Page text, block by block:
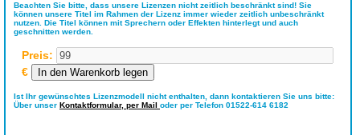
Beachten Sie bitte, dass unsere Lizenzen nicht zeitlich beschränkt sind! Sie
können unsere Titel im Rahmen der Lizenz immer wieder zeitlich unbeschränkt
nutzen. Die Titel können mit Sprechern oder Effekten hinterlegt und auch
geschnitten werden.
Preis:
€
Ist Ihr gewünschtes Lizenzmodell nicht enthalten, dann kontaktieren Sie uns bitte:
Über unser Kontaktformular, per Mail oder per Telefon 01522-614 6182